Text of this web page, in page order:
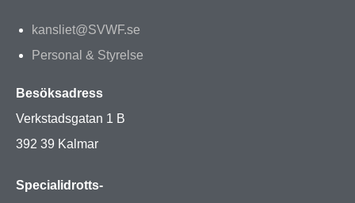
kansliet@SVWF.se
Personal & Styrelse
Besöksadress
Verkstadsgatan 1 B
392 39 Kalmar
Specialidrotts-